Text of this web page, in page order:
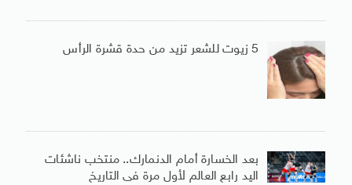
5 زيوت للشعر تزيد من حدة قشرة الرأس
بعد الخسارة أمام الدنمارك.. منتخب ناشئات
اليد رابع العالم لأول مرة فى التاريخ